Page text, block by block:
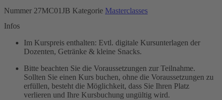
Nummer 27MC01JB Kategorie Masterclasses
Infos
Im Kurspreis enthalten: Evtl. digitale Kursunterlagen der
Dozenten, Getränke & kleine Snacks.
Bitte beachten Sie die Voraussetzungen zur Teilnahme.
Sollten Sie einen Kurs buchen, ohne die Voraussetzungen zu
erfüllen, besteht die Möglichkeit, dass Sie Ihren Platz
verlieren und Ihre Kursbuchung ungültig wird.